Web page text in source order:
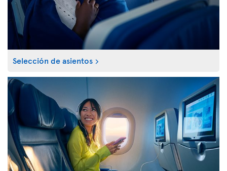
Selección de asientos